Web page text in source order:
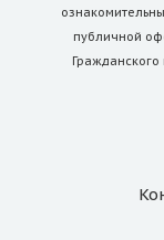
публичной